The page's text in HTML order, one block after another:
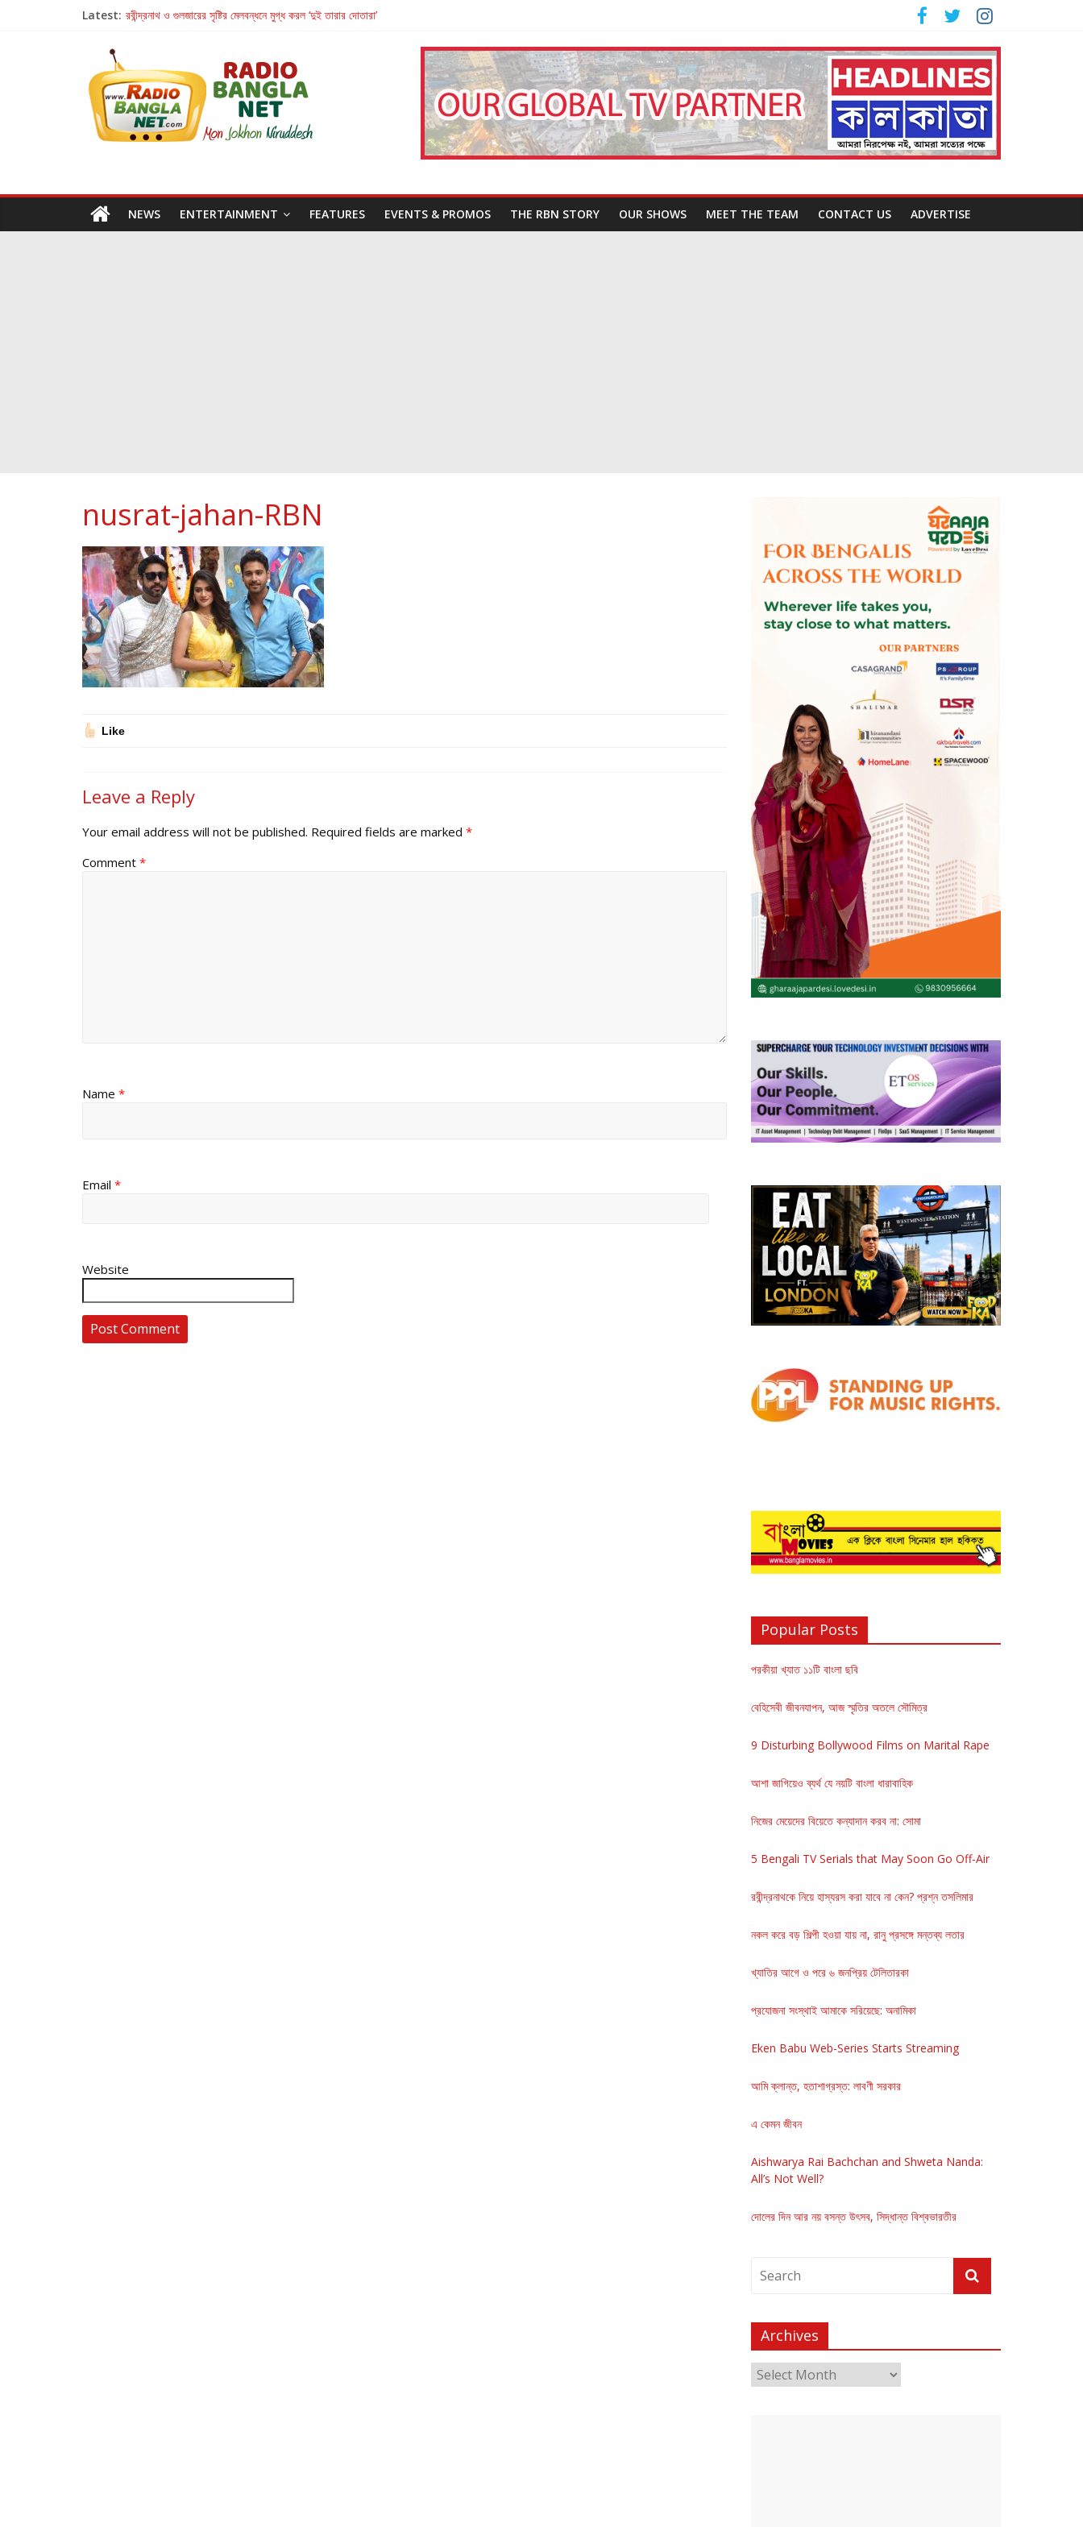
Latest: রবীন্দ্রনাথ ও গুলজারের সৃষ্টির মেলবন্ধনে মুগ্ধ করল ‘দুই তারার দোতারা’
Retribution: A Thought-Provoking Short Film That Challenges Our Understanding of Justice
হাওয়া বদলের টলিউডে ‘তুমি এলে তাই’
NEWS ENTERTAINMENT FEATURES EVENTS & PROMOS THE RBN STORY OUR SHOWS MEET THE TEAM CONTACT US ADVERTISE
nusrat-jahan-RBN
Like
Leave a Reply
Your email address will not be published. Required fields are marked *
Comment *
Name *
Email *
Website
Popular Posts
পরকীয়া খ্যাত ১১টি বাংলা ছবি
বেহিসেবী জীবনযাপন, আজ স্মৃতির অতলে সৌমিত্র
9 Disturbing Bollywood Films on Marital Rape
আশা জাগিয়েও ব্যর্থ যে নয়টি বাংলা ধারাবাহিক
নিজের মেয়েদের বিয়েতে কন্যাদান করব না: সোমা
5 Bengali TV Serials that May Soon Go Off-Air
রবীন্দ্রনাথকে নিয়ে হাস্যরস করা যাবে না কেন? প্রশ্ন তসলিমার
নকল করে বড় শিল্পী হওয়া যায় না, রানু প্রসঙ্গে মন্তব্য লতার
খ্যাতির আগে ও পরে ৬ জনপ্রিয় টেলিতারকা
প্রযোজনা সংস্থাই আমাকে সরিয়েছে: অনামিকা
Eken Babu Web-Series Starts Streaming
আমি ক্লান্ত, হতাশাগ্রস্ত: লাবণী সরকার
এ কেমন জীবন
Aishwarya Rai Bachchan and Shweta Nanda:
All’s Not Well?
দোলের দিন আর নয় বসন্ত উৎসব, সিদ্ধান্ত বিশ্বভারতীর
Archives